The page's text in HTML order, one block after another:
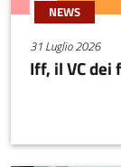
NEWS
31 Luglio 2026
Iff, il VC